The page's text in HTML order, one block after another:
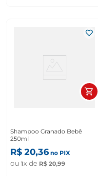
Shampoo Granado Bebê
250ml
R$ 20,36 no PIX
ou 1x de R$ 20,99